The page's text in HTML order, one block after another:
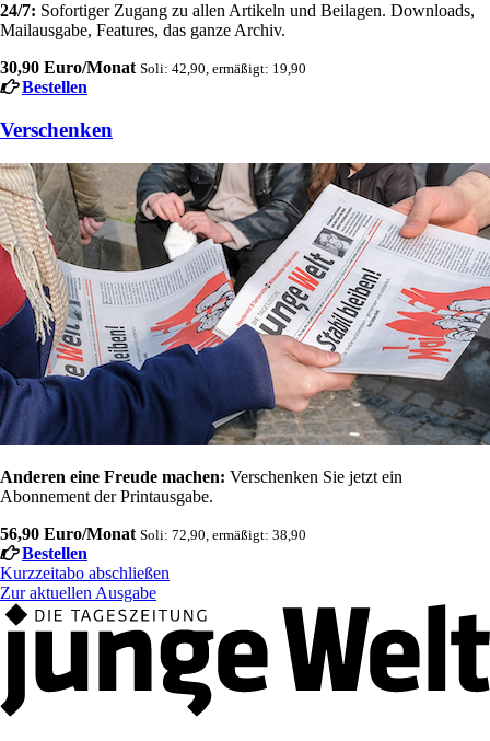
24/7: Sofortiger Zugang zu allen Artikeln und Beilagen. Downloads,
Mailausgabe, Features, das ganze Archiv.
30,90 Euro/Monat Soli: 42,90, ermäßigt: 19,90
Bestellen
Verschenken
Anderen eine Freude machen: Verschenken Sie jetzt ein
Abonnement der Printausgabe.
56,90 Euro/Monat Soli: 72,90, ermäßigt: 38,90
Bestellen
Kurzzeitabo abschließen
Zur aktuellen Ausgabe